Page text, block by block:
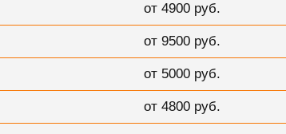
от 4900 руб.
от 9500 руб.
от 5000 руб.
от 4800 руб.